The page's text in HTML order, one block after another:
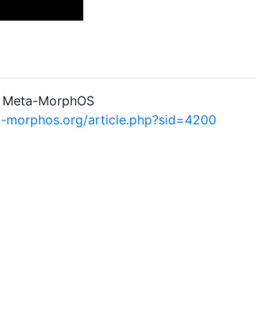
MorphOS
morphos.org/article.php?sid=4200